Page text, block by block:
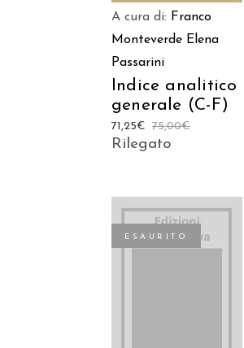
A cura di: Franco
Monteverde Elena
Passarini
Indice analitico
generale (C-F)
75,00€
71,25€
Rilegato
ESAURITO